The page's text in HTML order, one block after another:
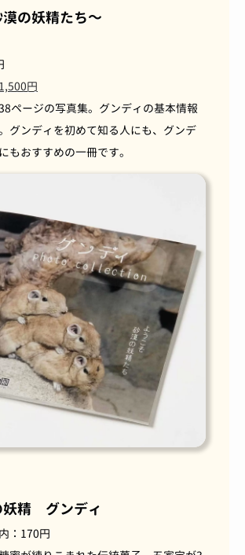
の妖精たち～
円
ページの写真集。グンディの基本情報
グンディを初めて知る人にも、グンデ
もおすすめの一冊です。
妖精 グンディ
： 170円